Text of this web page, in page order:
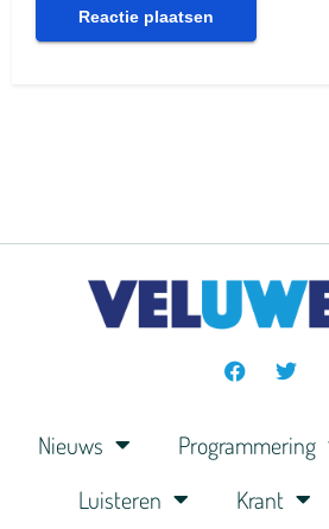
Nieuws Programmering
Luisteren
Krant